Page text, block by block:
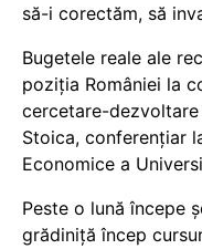
să-i corectăm, să
Bugetele reale ale
poziția României la
cercetare-
Stoica, conferențiar
Economice a
Peste o lună începe
grădiniță încep